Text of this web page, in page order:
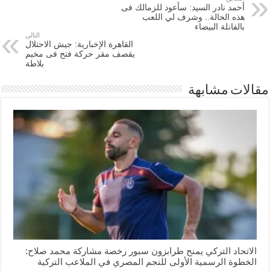
أحمد نادر السيد: سأعود للزمالك فى
هذه الحالة.. وشرف لي اللعب
بالفانلة البيضاء
التالي
القاهرة الإخبارية: جيش الاحتلال
يقصف مقر حركة فتح فى مخيم
بلاطة
مقالات مشابهة
الاتحاد التركي يمنح طرابزون سبور رخصة مشاركة محمد صلاح:
الخطوة الرسمية الأولى للنجم المصري في الملاعب التركية